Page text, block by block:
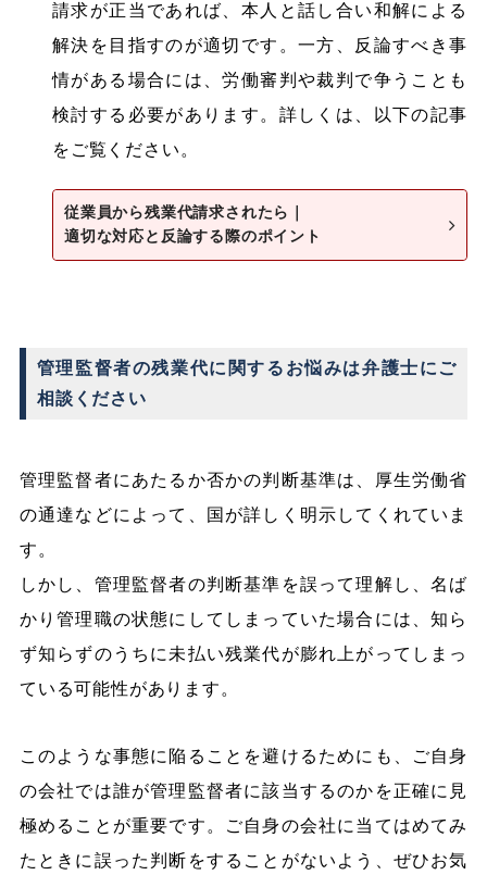
請求が正当であれば、本人と話し合い和解による
解決を目指すのが適切です。一方、反論すべき事
情がある場合には、労働審判や裁判で争うことも
検討する必要があります。詳しくは、以下の記事
をご覧ください。
従業員から残業代請求されたら｜
適切な対応と反論する際のポイント
管理監督者の残業代に関するお悩みは弁護士にご
相談ください
管理監督者にあたるか否かの判断基準は、厚生労働省
の通達などによって、国が詳しく明示してくれていま
す。
しかし、管理監督者の判断基準を誤って理解し、名ば
かり管理職の状態にしてしまっていた場合には、知ら
ず知らずのうちに未払い残業代が膨れ上がってしまっ
ている可能性があります。
このような事態に陥ることを避けるためにも、ご自身
の会社では誰が管理監督者に該当するのかを正確に見
極めることが重要です。ご自身の会社に当てはめてみ
たときに誤った判断をすることがないよう、ぜひお気